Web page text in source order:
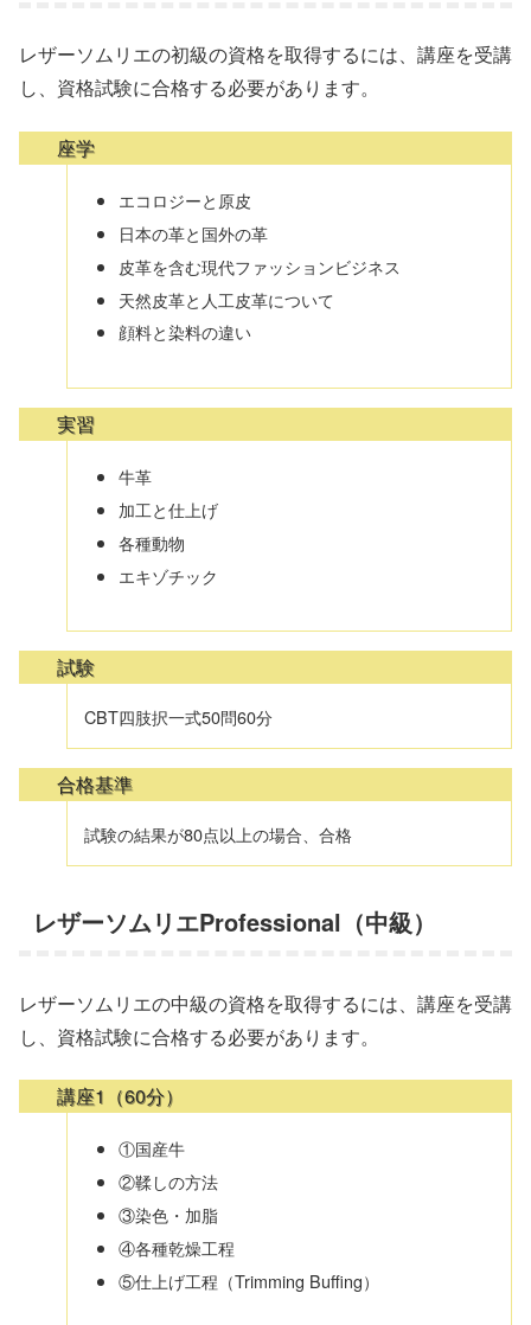
レザーソムリエの初級の資格を取得するには、講座を受講
し、資格試験に合格する必要があります。
座学
エコロジーと原皮
日本の革と国外の革
皮革を含む現代ファッションビジネス
天然皮革と人工皮革について
顔料と染料の違い
実習
牛革
加工と仕上げ
各種動物
エキゾチック
試験
CBT四肢択一式50問60分
合格基準
試験の結果が80点以上の場合、合格
レザーソムリエProfessional（中級）
レザーソムリエの中級の資格を取得するには、講座を受講
し、資格試験に合格する必要があります。
講座1（60分）
①国産牛
②鞣しの方法
③染色・加脂
④各種乾燥工程
⑤仕上げ工程（Trimming Buffing）